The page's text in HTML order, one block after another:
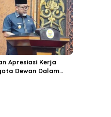
Apresiasi Kerja
Dewan Dalam